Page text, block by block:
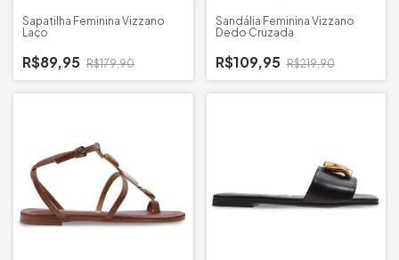
Sapatilha Feminina Vizzano
Laço
R$89,95 R$179,90
Sandália Feminina Vizzano
Dedo Cruzada
R$109,95 R$219,90